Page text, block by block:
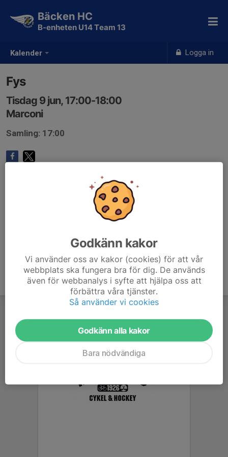
Kalender Logga in
Bäcken HC
B-enheten U14 Team 13
Fys
Tisdag 9 jun, 17:00-18:00
Marconi
Samling: 17:00
Godkänn kakor
Vi använder oss av kakor (cookies) för att vår
webbplats ska fungera bra för dig. De används
även för webbanalys i syfte att hjälpa oss att
förbättra våra tjänster.
Så använder vi cookies
Godkänn alla kakor
Bara nödvändiga